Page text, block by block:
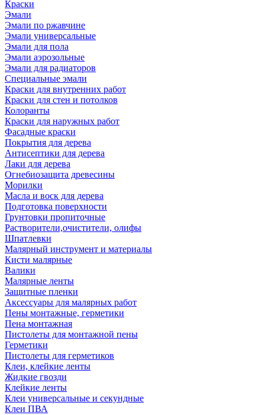
Краски
Эмали
Эмали по ржавчине
Эмали универсальные
Эмали для пола
Эмали аэрозольные
Эмали для радиаторов
Специальные эмали
Краски для внутренних работ
Краски для стен и потолков
Колоранты
Краски для наружных работ
Фасадные краски
Покрытия для дерева
Антисептики для дерева
Лаки для дерева
Огнебиозащита древесины
Морилки
Масла и воск для дерева
Подготовка поверхности
Грунтовки пропиточные
Растворители,очистители, олифы
Шпатлевки
Малярный инструмент и материалы
Кисти малярные
Валики
Малярные ленты
Защитные пленки
Аксессуары для малярных работ
Пены монтажные, герметики
Пена монтажная
Пистолеты для монтажной пены
Герметики
Пистолеты для герметиков
Клеи, клейкие ленты
Жидкие гвозди
Клейкие ленты
Клеи универсальные и секундные
Клеи ПВА